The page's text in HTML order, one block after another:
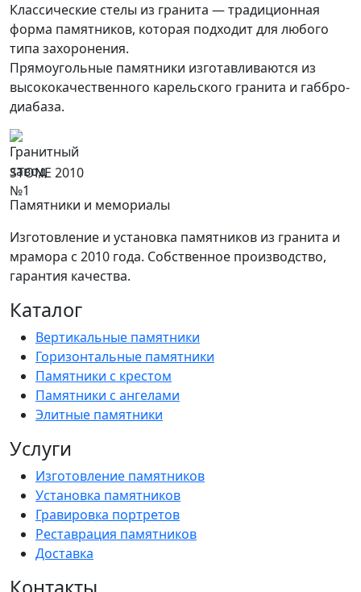
Классические стелы из гранита — традиционная
форма памятников, которая подходит для любого
типа захоронения.
Прямоугольные памятники изготавливаются из
высококачественного карельского гранита и габбро-
диабаза.
STONE 2010
Памятники и мемориалы
Изготовление и установка памятников из гранита и
мрамора с 2010 года. Собственное производство,
гарантия качества.
Каталог
Вертикальные памятники
Горизонтальные памятники
Памятники с крестом
Памятники с ангелами
Элитные памятники
Услуги
Изготовление памятников
Установка памятников
Гравировка портретов
Реставрация памятников
Доставка